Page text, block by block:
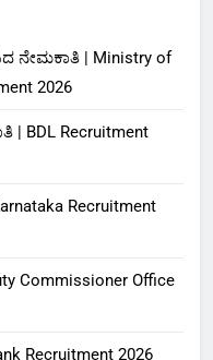
ನೇಮಕಾತಿ | Ministry of
2026
BDL Recruitment
Recruitment
Commissioner Office
Recruitment 2026